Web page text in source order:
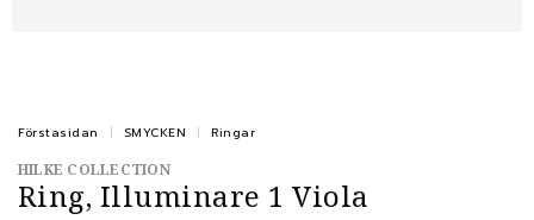
Förstasidan SMYCKEN Ringar
HILKE COLLECTION
Ring, Illuminare 1 Viola